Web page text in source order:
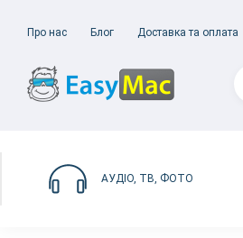
Про нас Блог Доставка та оплата
АУДІО, ТВ, ФОТО